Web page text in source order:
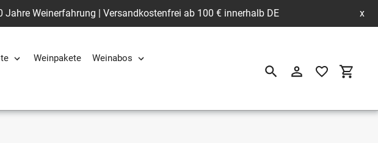
Weinerfahrung | Versandkostenfrei ab 100 € innerhalb DE x
Weinpakete
Weinabos
SuchenEinloggen